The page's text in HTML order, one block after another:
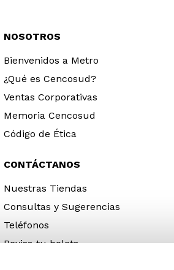
NOSOTROS
Bienvenidos a Metro
¿Qué es Cencosud?
Ventas Corporativas
Memoria Cencosud
Código de Ética
CONTÁCTANOS
Nuestras Tiendas
Consultas y Sugerencias
Teléfonos
Revisa tu boleta